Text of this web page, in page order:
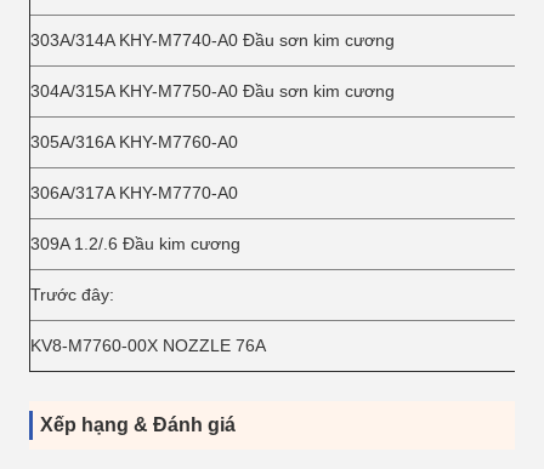
303A/314A KHY-M7740-A0 Đầu sơn kim cương
304A/315A KHY-M7750-A0 Đầu sơn kim cương
305A/316A KHY-M7760-A0
306A/317A KHY-M7770-A0
309A 1.2/.6 Đầu kim cương
Trước đây:
KV8-M7760-00X NOZZLE 76A
Xếp hạng & Đánh giá